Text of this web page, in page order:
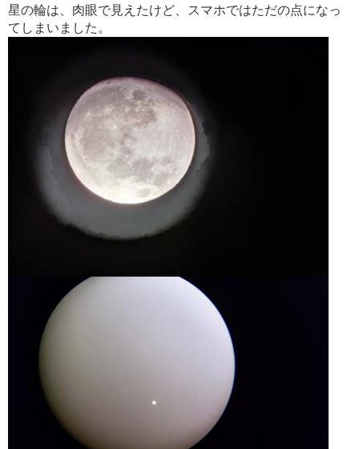
星の輪は、肉眼で見えたけど、スマホではただの点になっ
てしまいました。